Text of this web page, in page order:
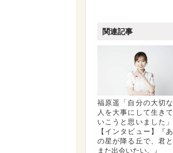
関連記事
福原遥「自分の大切な
人を大事にして生きて
いこうと思いました」
【インタビュー】『あ
の星が降る丘で、君と
また出会いたい。』